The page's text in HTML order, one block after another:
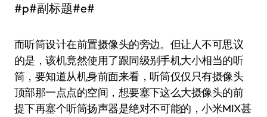
#p#副标题#e#
而听筒设计在前置摄像头的旁边。但让人不可思议
的是，该机竟然使用了跟同级别手机大小相当的听
筒，要知道从机身前面来看，听筒仅仅只有摄像头
顶部那一点点的空间，想要塞下这么大摄像头的前
提下再塞个听筒扬声器是绝对不可能的，小米MIX甚